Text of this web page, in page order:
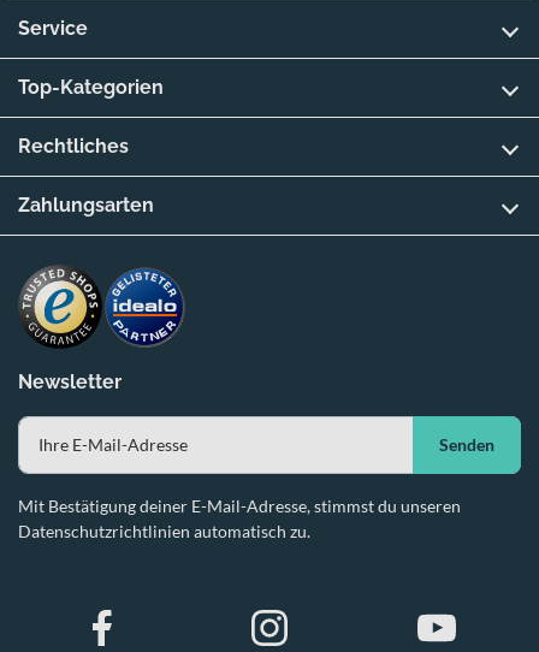
Newsletter
Senden
Mit Bestätigung deiner E-Mail-Adresse, stimmst du unseren
Datenschutzrichtlinien automatisch zu.
Service
Top-Kategorien
Rechtliches
Zahlungsarten